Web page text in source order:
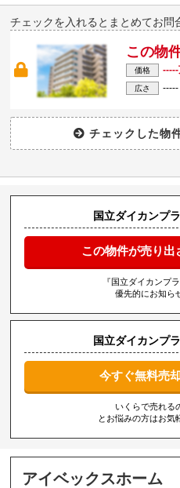
チェックを入れるとまとめてお問
この物
価格 -----
広さ -----
国立ダイカンプ
この物件が売り出
『国立ダイカンプ
優先的にお知ら
国立ダイカンプ
今すぐ無料売
いくらで売れる
とお悩みの方はお気
アイベックスホーム